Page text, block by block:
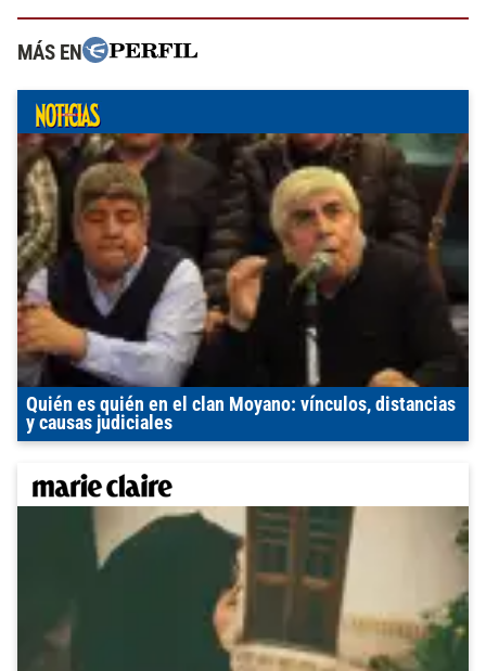
MÁS EN
Quién es quién en el clan Moyano: vínculos, distancias
y causas judiciales